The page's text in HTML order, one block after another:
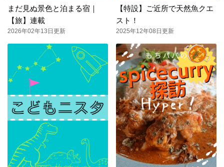
まだ見ぬ景色と泊まる宿｜
【旅】連載
2026年02年13日更新
【特設】ご近所で天然魚クエ
スト！
2025年12年08日更新